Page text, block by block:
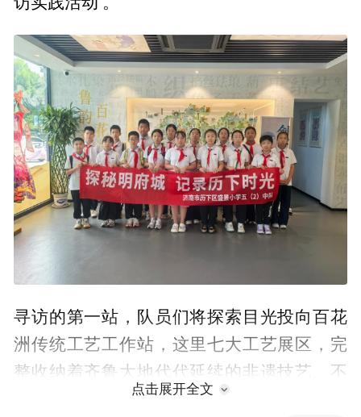
寻访的第一站，队员们将探索目光投向百花
洲传统工艺工作站，这里七大工艺展区，完
整收纳着齐鲁大地代代延续的非遗技艺。不
同于走马观花式的观光，徐瑜蔓没有平铺直
点击展开全文